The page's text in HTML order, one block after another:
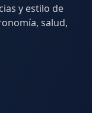
y estilo de
salud,